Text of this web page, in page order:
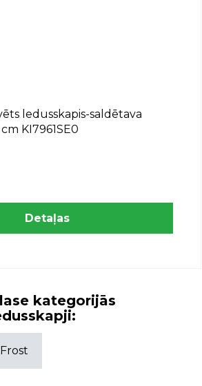
ledusskapis-saldētava
cm KI7961SE0
Detaļas
kategorijās